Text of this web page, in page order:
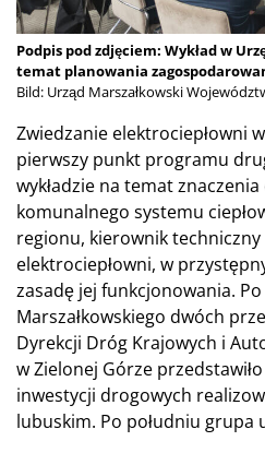
Podpis pod zdjęciem: Wykład w
temat planowania
Bild: Urząd Marszałkowski
Zwiedzanie elektrociepłowni
pierwszy punkt programu
wykładzie na temat
komunalnego systemu
regionu, kierownik
elektrociepłowni, w
zasadę jej funkcjonowania.
Marszałkowskiego dwóch
Dyrekcji Dróg Krajowych i
w Zielonej Górze
inwestycji drogowych
lubuskim. Po południu grupa